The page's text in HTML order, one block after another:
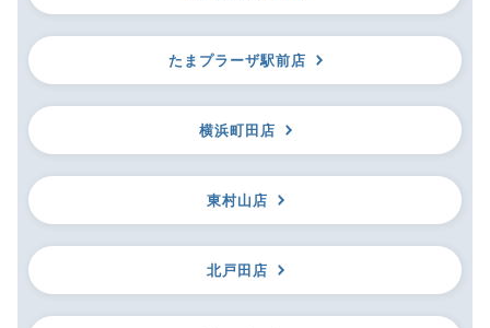
たまプラーザ駅前店
横浜町田店
東村山店
北戸田店